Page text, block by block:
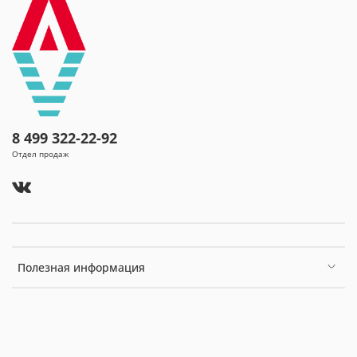
оперативных вмешательств по поводу язвенной
болезни желудка; постхолецистэктомический
синдром;
болезни мочевыводящих путей (хронический
пиелонефрит, мочекаменная болезнь, хронический
цистит, уретрит).
Полезная информация
8 499 322-22-92
Отдел продаж